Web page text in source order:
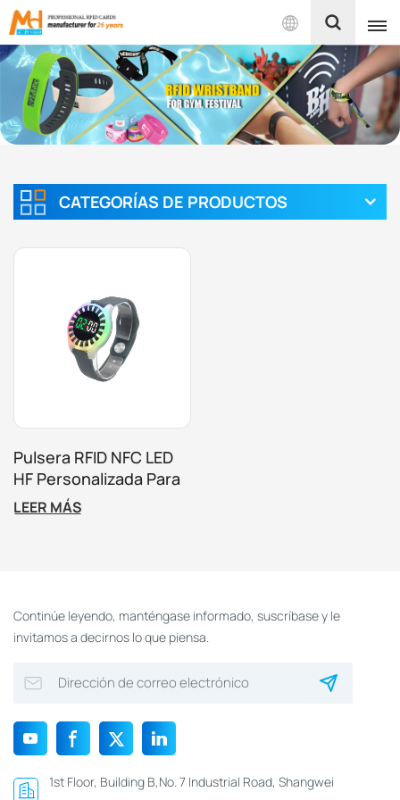
Español
English
Español
CATEGORÍAS DE PRODUCTOS
Pulsera RFID NFC LED
HF Personalizada Para
Parque De Aventuras
LEER MÁS
Continúe leyendo, manténgase informado, suscríbase y le
invitamos a decirnos lo que piensa.
1st Floor, Building B,No. 7 Industrial Road, Shangwei